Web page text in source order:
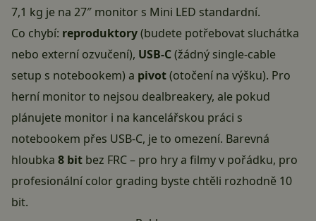
7,1 kg je na 27″ monitor s Mini LED standardní.
Co chybí: reproduktory(budete potřebovat sluchátka
nebo externí ozvučení), USB-C(žádný single-cable
setup s notebookem) a pivot(otočení na výšku). Pro
herní monitor to nejsou dealbreakery, ale pokud
plánujete monitor i na kancelářskou práci s
notebookem přes USB-C, je to omezení. Barevná
hloubka 8 bit bez FRC – pro hry a filmy v pořádku, pro
profesionální color grading byste chtěli rozhodně 10
bit.